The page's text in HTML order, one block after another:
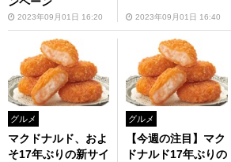
2023年09月01日 16:20 2023年09月01日 16:40
グルメ
マクドナルド、およ
そ17年ぶりの新サイ
グルメ
【今週の注目】マク
ドナルド17年ぶりの